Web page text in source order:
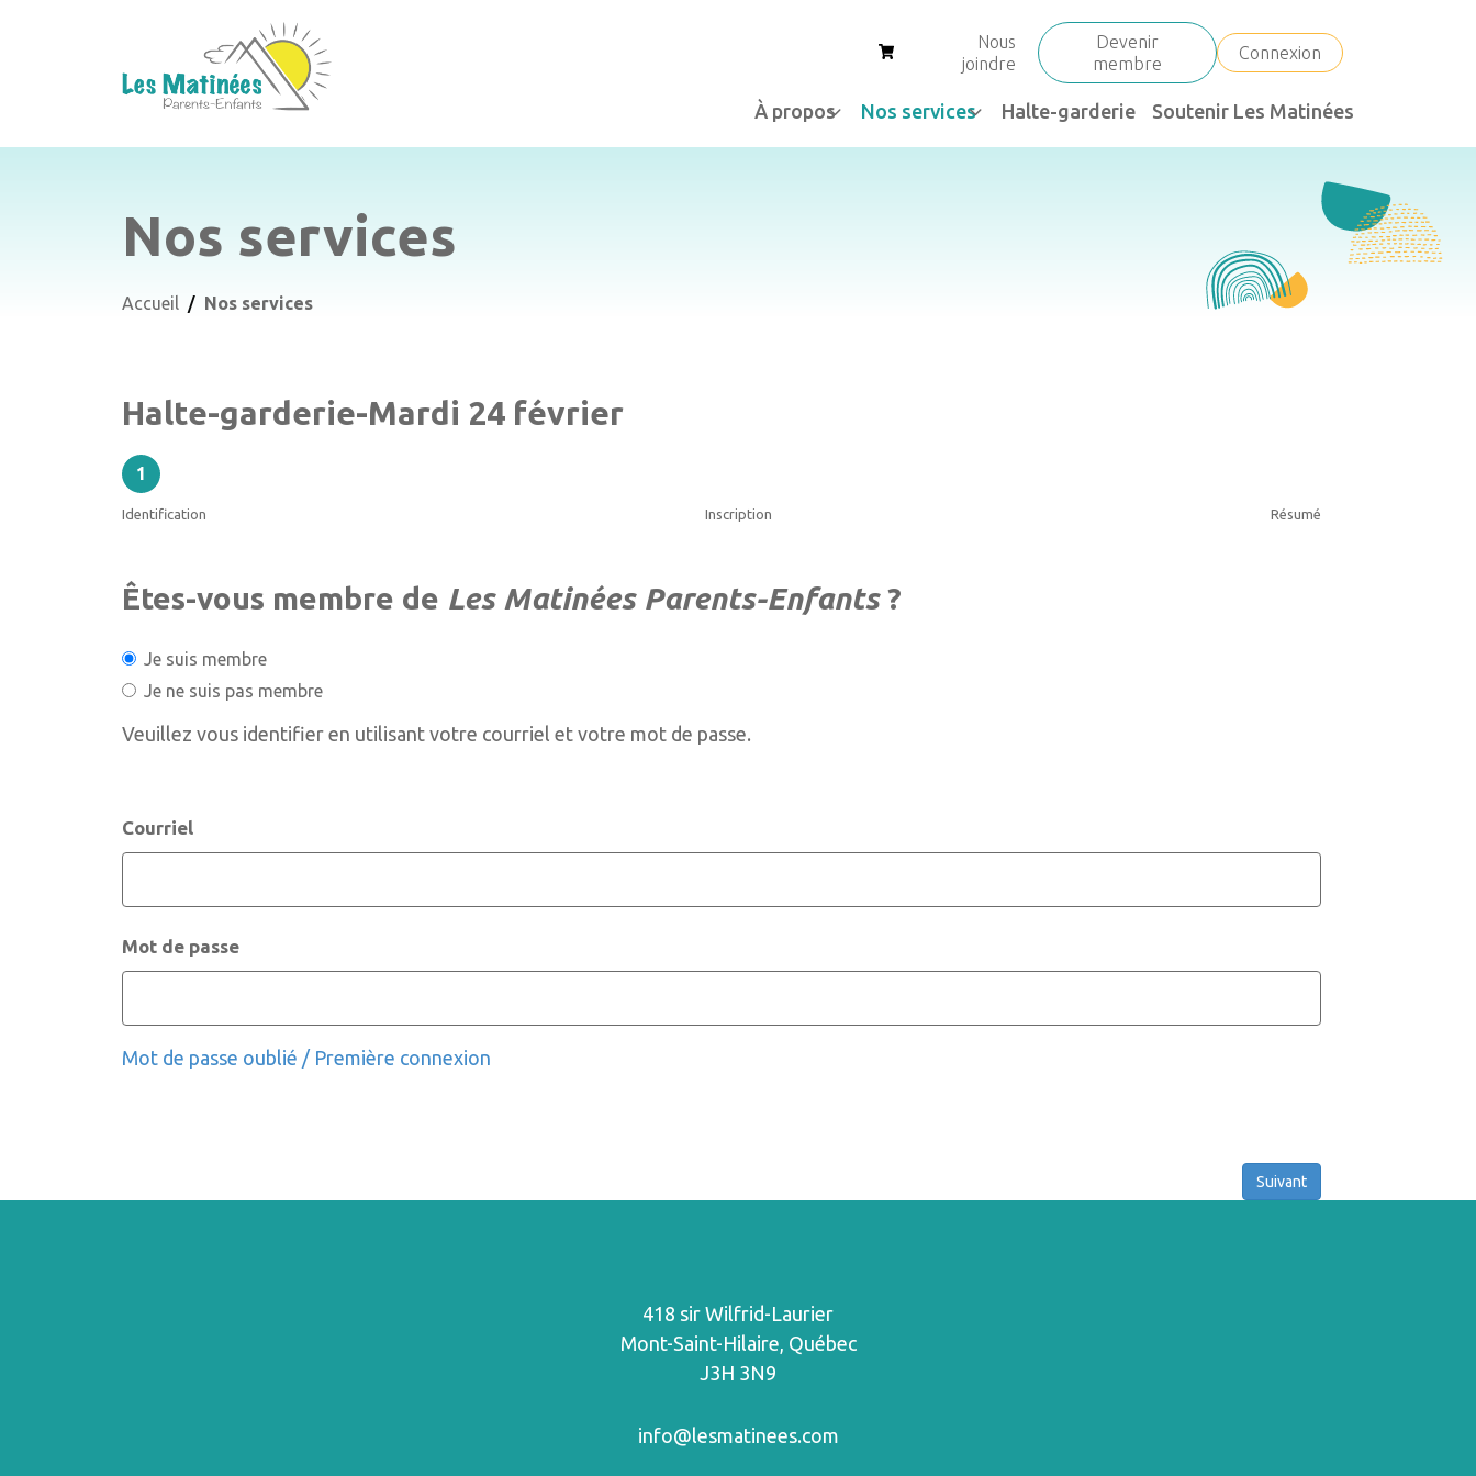
Panier
Nous
joindre
Devenir
membre
Connexion
À propos Nos services Halte-garderie Soutenir Les Matinées
Nos services
Accueil Nos services
Halte-garderie-Mardi 24 février
Identification Inscription Résumé
Êtes-vous membre de Les Matinées Parents-Enfants?
Je suis membre
Je ne suis pas membre
Veuillez vous identifier en utilisant votre courriel et votre mot de passe.
Courriel
Mot de passe
Mot de passe oublié / Première connexion
418 sir Wilfrid-Laurier
Mont-Saint-Hilaire, Québec
J3H 3N9
info@lesmatinees.com